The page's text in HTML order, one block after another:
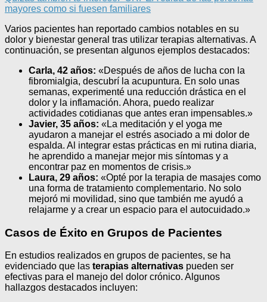
mayores como si fuesen familiares
Varios pacientes han reportado cambios notables en su
dolor y bienestar general tras utilizar terapias alternativas. A
continuación, se presentan algunos ejemplos destacados:
Carla, 42 años: «Después de años de lucha con la
fibromialgia, descubrí la acupuntura. En solo unas
semanas, experimenté una reducción drástica en el
dolor y la inflamación. Ahora, puedo realizar
actividades cotidianas que antes eran impensables.»
Javier, 35 años: «La meditación y el yoga me
ayudaron a manejar el estrés asociado a mi dolor de
espalda. Al integrar estas prácticas en mi rutina diaria,
he aprendido a manejar mejor mis síntomas y a
encontrar paz en momentos de crisis.»
Laura, 29 años: «Opté por la terapia de masajes como
una forma de tratamiento complementario. No solo
mejoró mi movilidad, sino que también me ayudó a
relajarme y a crear un espacio para el autocuidado.»
Casos de Éxito en Grupos de Pacientes
En estudios realizados en grupos de pacientes, se ha
evidenciado que las terapias alternativas pueden ser
efectivas para el manejo del dolor crónico. Algunos
hallazgos destacados incluyen: